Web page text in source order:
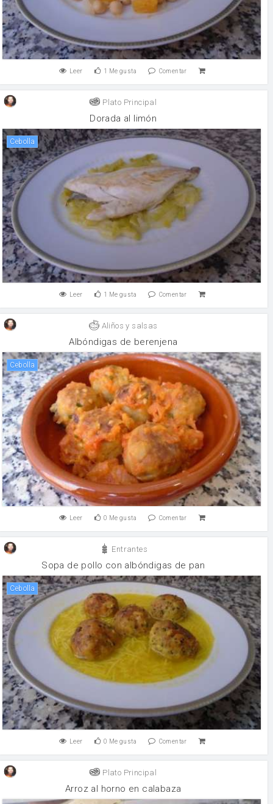
Leer 1 Me gusta Comentar
Plato Principal
Dorada al limón
cebolla
Leer 1 Me gusta Comentar
Aliños y salsas
Albóndigas de berenjena
cebolla
Leer 0 Me gusta Comentar
Entrantes
Sopa de pollo con albóndigas de pan
cebolla
Leer 0 Me gusta Comentar
Plato Principal
Arroz al horno en calabaza